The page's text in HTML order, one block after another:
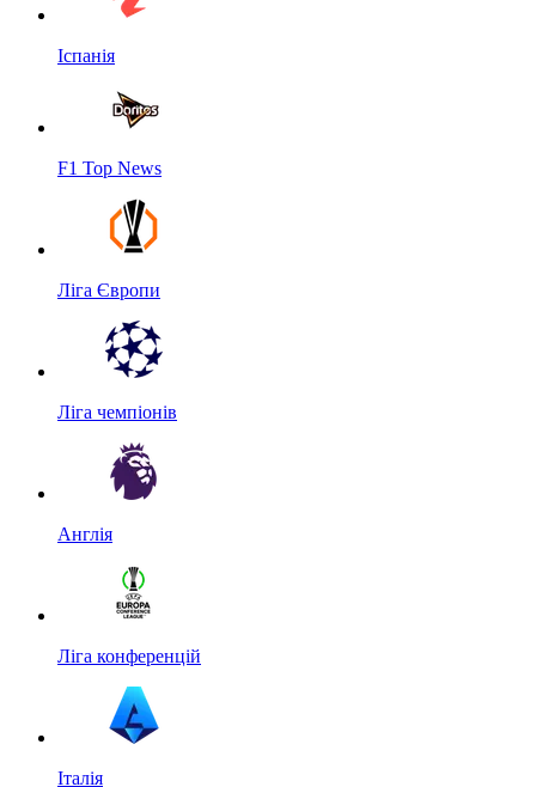
Іспанія
F1 Top News
Ліга Європи
Ліга чемпіонів
Англія
Ліга конференцій
Італія